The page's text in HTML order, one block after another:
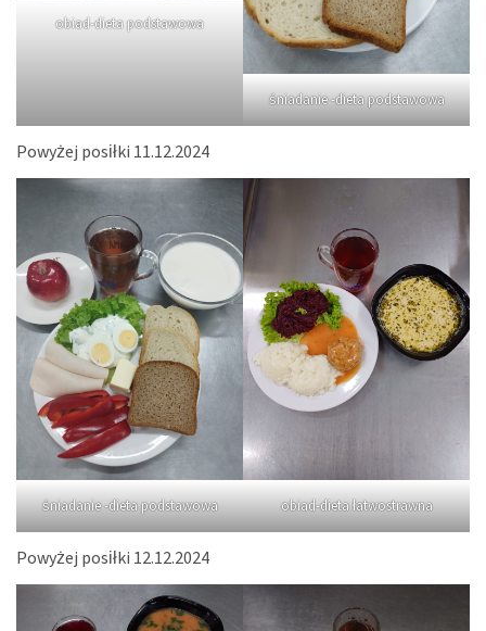
obiad-dieta podstawowa
śniadanie -dieta podstawowa
Powyżej posiłki 11.12.2024
śniadanie -dieta podstawowa obiad-dieta łatwostrawna
Powyżej posiłki 12.12.2024